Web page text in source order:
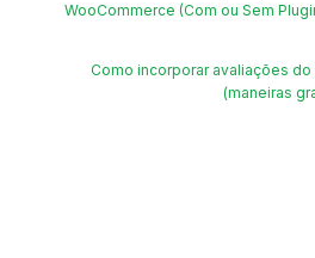
WooCommerce (Com ou Sem
Como incorporar avaliações
(maneiras